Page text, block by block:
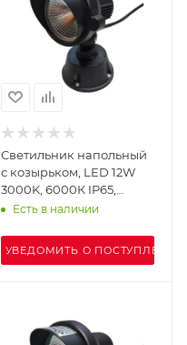
Светильник напольный
с козырьком, LED 12W
3000K, 6000К IP65,
черный, G8512-3
Есть в наличии
УВЕДОМИТЬ О ПОСТУПЛЕНИИ